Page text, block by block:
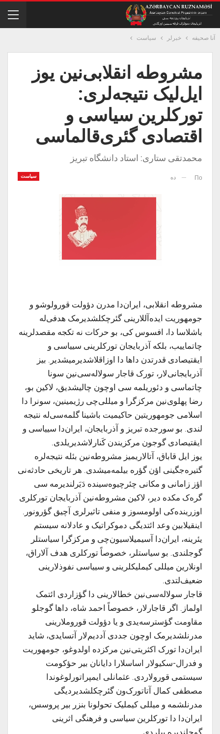
آنا صحیفه خبرلر سیاست
مشروطه انقلابی‌نین یوز
ایل‌لیک نتیجه‌لری:
تورکلرین سیاسی و
اقتصادی گئری‌قالماسی
محمدتقی ستاری: استاد دانشگاه تبریز
سیاست По ده
مشروطه انقلابی، ایران‌دا مدرن دؤولت قورولوشو و
جومهوریت ایده‌آللارینی گئرچکلشدیرمک هدفی‌له
باشلاسا دا، افسوس کی، بو حرکات نه تکجه مقصدلرینه
چاتماییب، بلکه آذربایجان تورکلرینی سییاسی و
ایقتیصادی قدرتدن داها دا اوزاقلاشدیرمیشدیر. بیز
آذربایجانی‌لار، تورک قاجار سولاله‌سی‌نین سونا
چاتماسی و دئوریلمه سی اوچون چالیشدیق، لاکین بو،
رضا پهلوی‌نین مرکزگرا و میللی‌چی رژیمینین، سونرا دا
اسلامی جومهوریتین حاکیمیت باشینا گلمه‌سی‌له نتیجه
لندی. بو سورجده تبریز و آذربایجان، ایران‌دا سییاسی و
ایقتیصادی گوجون مر‌کزیندن کَنارلاشدیریلدی.
یوز ایل قاباق، آتالاریمیز مشروطه‌نین بئله نتیجه‌لره
گتیره‌جگینی اؤن گؤره بیلمه‌میشدی. هر تاریخی حادثه‌نی
اؤز زامانی و مکانی چئرچیوه‌سینده دَیَرلندیرمه سی
گره‌ک مکده دیر، لاکین مشروطه‌نین آذربایجان تورکلری
اوزرینده‌کی اولومسوز و منفی تاثیرلری آچیق گؤرونور.
اینقیلابین وعد ائتدیگی دموکراتیک و عادلانه سیستم
یئرینه، ایران‌دا آسیمیلاسیون‌چی و مرکزگرا سیاستلر
گوجلندی. بو سیاستلر، خصوصاً تورکلری هدف آلاراق،
اونلارین میللی کیملیکلرینی و سییاسی نفوذلارینی
ضعیف‌لتدی.
قاجار سولاله‌سی‌نین خطالارینی دا گؤزاردی ائتمک
اولماز. اگر قاجارلار، خصوصاً احمد شاه، داها گوجلو
مقاومت گؤسترسه‌یدی و یا دؤولت قوروملارینی
مدرنلشدیرمک اوچون جددی آددیم‌لار آتسایدی، شاید
ایران‌دا تورک اکثریتی‌نین مر‌کزده اولدوغو، جومهوریت
و فدرال-سکیولار اساسلارا دایانان بیر حؤکومت
سیستمی قورولاردی. عثمانلی ایمپراتورلوغوندا
مصطفی کمال آتاتورک‌ون گئرچکلشدیردیگی
مدرنلشمه و میللی کیملیک تحولونا بنزر بیر پروسس،
ایران‌دا دا تورکلرین سیاسی و فرهنگی اثرینی
گوجلندیره بیلردی.